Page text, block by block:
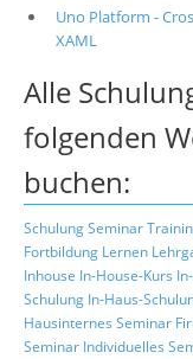
Uno Platform -
XAML
Alle
folgenden
buchen:
SchulungSeminar
Fortbildung Lernen
Inhouse In-House-Kurs
Schulung In-Haus-
Hausinternes Seminar
Seminar Individuelles